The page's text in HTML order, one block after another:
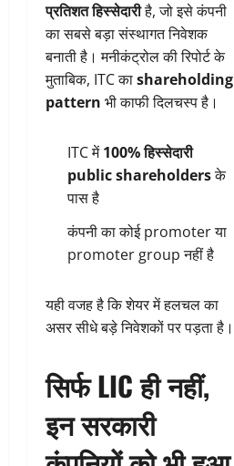
प्रतिशत हिस्सेदारीहै, जो इसे कंपनी
का सबसे बड़ा संस्थागत निवेशक
बनाती है। मनीकंट्रोल की रिपोर्ट के
मुताबिक, ITC काshareholding
pattern भी काफी दिलचस्प है।
ITC में100% हिस्सेदारी
public shareholdersके
पास है
कंपनी का कोई promoter या
promoter group नहीं है
यही वजह है कि शेयर में हलचल का
असर सीधे बड़े निवेशकों पर पड़ता है।
सिर्फ LIC ही नहीं,
इन सरकारी